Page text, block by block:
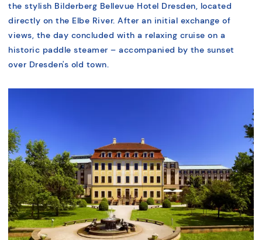
the stylish Bilderberg Bellevue Hotel Dresden, located
directly on the Elbe River. After an initial exchange of
views, the day concluded with a relaxing cruise on a
historic paddle steamer – accompanied by the sunset
over Dresden's old town.